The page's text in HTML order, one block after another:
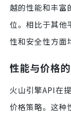
越的性能和丰富
位。相比于其他
性和安全性方面
性能与价格
火山引擎API在
价格策略。这种